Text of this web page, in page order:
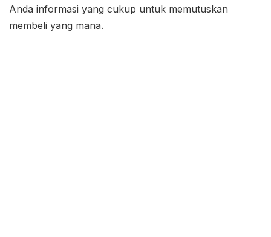
Anda informasi yang cukup untuk memutuskan
membeli yang mana.